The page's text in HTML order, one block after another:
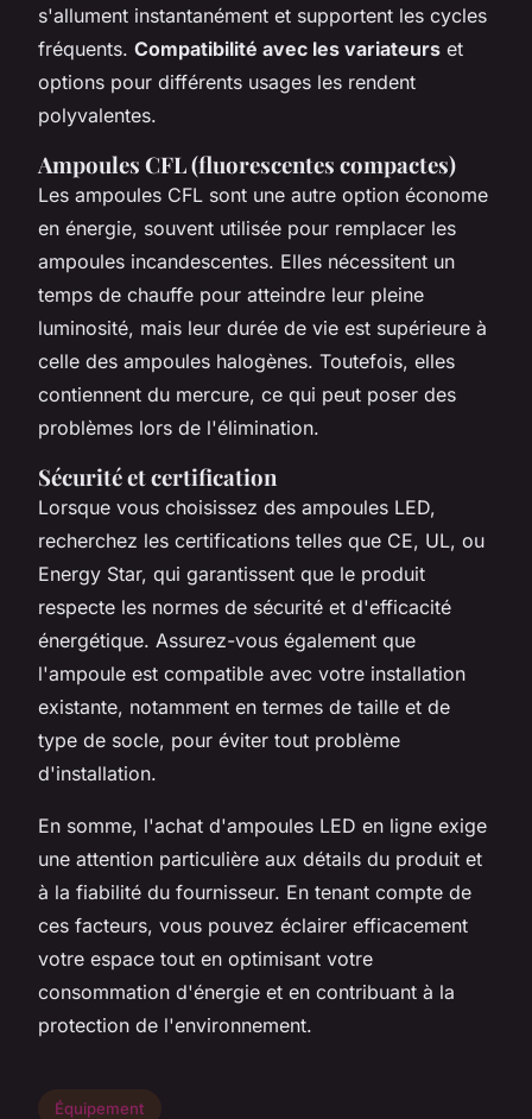
s'allument instantanément et supportent les cycles
fréquents. Compatibilité avec les variateurs et
options pour différents usages les rendent
polyvalentes.
Ampoules CFL (fluorescentes compactes)
Les ampoules CFL sont une autre option économe
en énergie, souvent utilisée pour remplacer les
ampoules incandescentes. Elles nécessitent un
temps de chauffe pour atteindre leur pleine
luminosité, mais leur durée de vie est supérieure à
celle des ampoules halogènes. Toutefois, elles
contiennent du mercure, ce qui peut poser des
problèmes lors de l'élimination.
Sécurité et certification
Lorsque vous choisissez des ampoules LED,
recherchez les certifications telles que CE, UL, ou
Energy Star, qui garantissent que le produit
respecte les normes de sécurité et d'efficacité
énergétique. Assurez-vous également que
l'ampoule est compatible avec votre installation
existante, notamment en termes de taille et de
type de socle, pour éviter tout problème
d'installation.
En somme, l'achat d'ampoules LED en ligne exige
une attention particulière aux détails du produit et
à la fiabilité du fournisseur. En tenant compte de
ces facteurs, vous pouvez éclairer efficacement
votre espace tout en optimisant votre
consommation d'énergie et en contribuant à la
protection de l'environnement.
Équipement